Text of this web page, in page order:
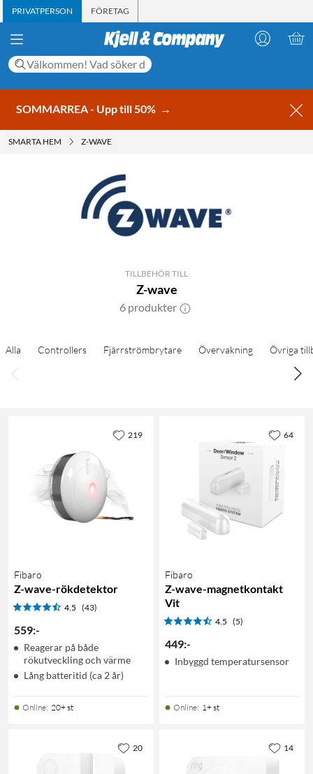
PRIVATPERSON FÖRETAG
SOMMARREA - Upp till 50% →
SMARTA HEM Z-WAVE
TILLBEHÖR TILL
Z-wave
6 produkter
Alla Controllers Fjärrströmbrytare Övervakning Övriga
Fibaro
Z-wave-rökdetektor
4.5 (43)
559:-
Reagerar på både
rökutveckling och värme
Lång batteritid (ca 2 år)
Online: 20+ st
219
Fibaro
Z-wave-magnetkontakt
Vit
4.5 (5)
449:-
Inbyggd temperatursensor
Online: 1+ st
64
20 14